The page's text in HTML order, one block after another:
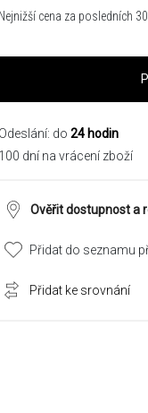
cena za posledních
do 24 hodin
dní na vrácení zboží
Ověřit dostupnost a
Přidat do seznamu
Přidat ke srovnání